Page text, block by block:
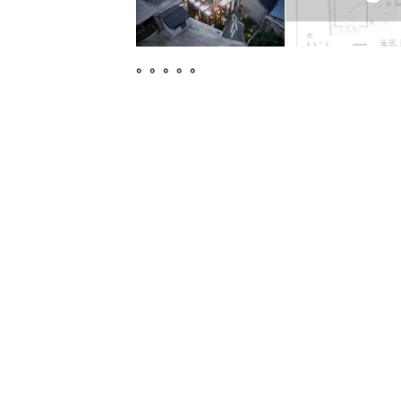
。。。。。